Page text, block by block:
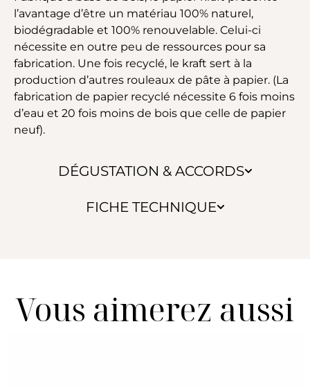
DÉGUSTATION & ACCORDS
FICHE TECHNIQUE
l’avantage d’être un matériau 100% naturel,
biodégradable et 100% renouvelable. Celui-ci
nécessite en outre peu de ressources pour sa
fabrication. Une fois recyclé, le kraft sert à la
production d’autres rouleaux de pâte à papier. (La
fabrication de papier recyclé nécessite 6 fois moins
d’eau et 20 fois moins de bois que celle de papier
neuf).
Vous aimerez aussi